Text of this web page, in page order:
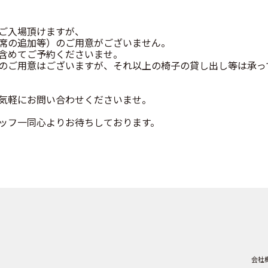
場頂けますが、
追加等）のご用意がございません。
てご予約くださいませ。
用意はございますが、それ以上の椅子の貸し出し等は承
にお問い合わせくださいませ。
一同心よりお待ちしております。
会社